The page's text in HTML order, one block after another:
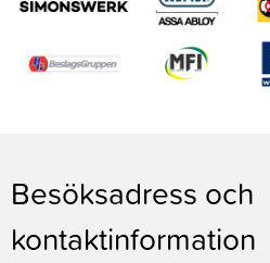
Besöksadress och
kontaktinformation